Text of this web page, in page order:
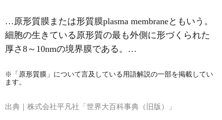
…原形質膜または形質膜plasma membraneともいう。
細胞の生きている原形質の最も外側に形づくられた
厚さ8～10nmの境界膜である。…
※「原形質膜」について言及している用語解説の一部を掲載してい
ます。
出典｜ 株式会社平凡社「世界大百科事典（旧版）」